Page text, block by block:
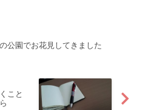
公園でお花見してきました
こと